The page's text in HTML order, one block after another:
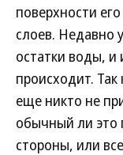
поверхности
слоев. Недавно
остатки воды, и
происходит. Так
еще никто не
обычный ли это
стороны, или